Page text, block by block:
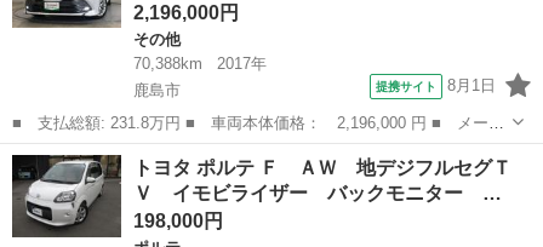
2,196,000円
その他
70,388km
2017年
鹿島市
提携サイト 8月1日
■ 支払総額: 231.8万円 ■ 車両本体価格： 2,196,000 円 ■ メーカ
ー名： トヨタ ■ 車種名： カムリ ■ グレード名： Ｇレザーパ
ッケージ ナビ＆ＴＶ バックカメラ ＥＴＣ キーレス スマート
キー 安...
佐賀 鹿島市 その他
トヨタ ポルテ Ｆ ＡＷ 地デジフルセグＴ
Ｖ イモビライザー バックモニター …
198,000円